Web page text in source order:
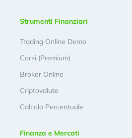
Strumenti Finanziari
Trading Online Demo
Corsi (Premium)
Broker Online
Criptovalute
Calcolo Percentuale
Finanza e Mercati